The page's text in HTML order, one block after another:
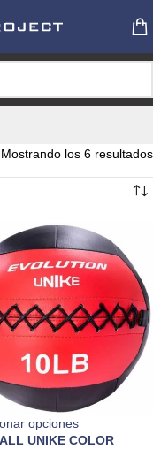
Mostrando los 6 resultados
opciones
UNIKE COLOR